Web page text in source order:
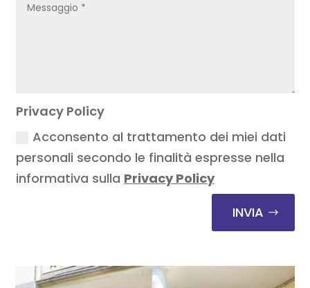
Privacy Policy
Acconsento al trattamento dei miei dati
personali secondo le finalità espresse nella
informativa sulla Privacy Policy
INVIA